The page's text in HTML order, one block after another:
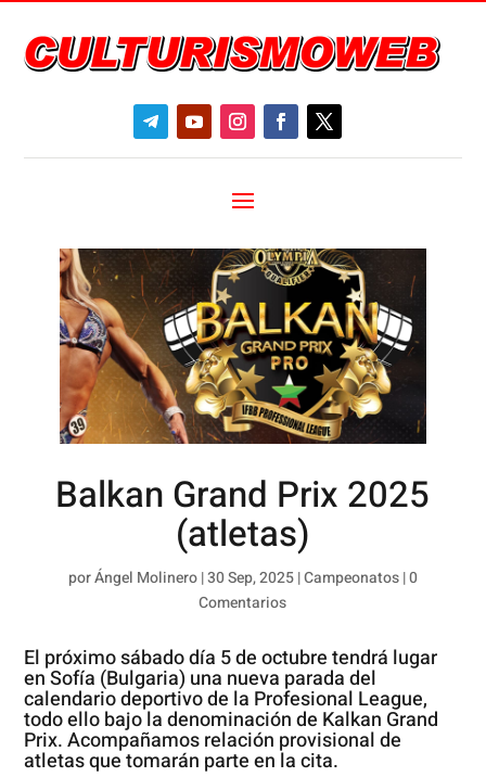
Balkan Grand Prix 2025
(atletas)
porÁngel Molinero|30 Sep, 2025|Campeonatos|0
Comentarios
El próximo sábado día 5 de octubre tendrá lugar
en Sofía (Bulgaria) una nueva parada del
calendario deportivo de la Profesional League,
todo ello bajo la denominación de Kalkan Grand
Prix. Acompañamos relación provisional de
atletas que tomarán parte en la cita.